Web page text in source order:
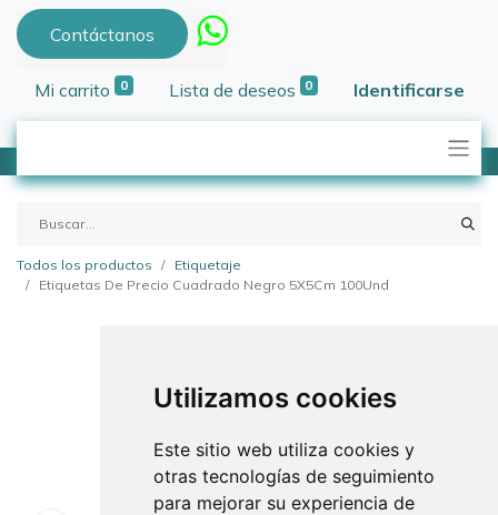
Utilizamos cookies
Este sitio web utiliza cookies y
otras tecnologías de seguimiento
para mejorar su experiencia de
Contáctanos
Mi carrito 0 Lista de deseos 0 Identificarse
Todos los productos
Etiquetaje
Etiquetas De Precio Cuadrado Negro 5X5Cm 100Und